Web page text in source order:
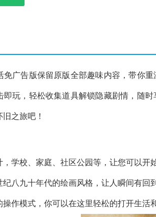
免广告版保留原版全部趣味内容，带你
即玩，轻松收集道具解锁隐藏剧情，随
之旅吧！
，学校、家庭、社区公园等，让您可以开
纪八九十年代的绘画风格，让人瞬间有回
作模式，你可以在这里轻松的打开生活